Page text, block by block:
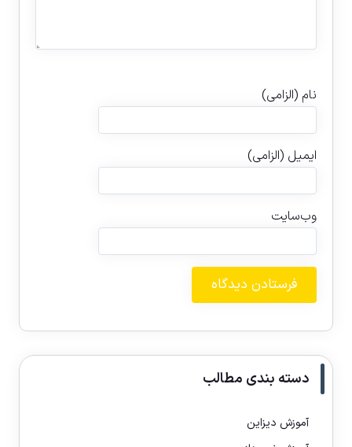
نام (الزامی)
ایمیل (الزامی)
وب‌سایت
دسته بندی مطالب
آموزش دیزاین